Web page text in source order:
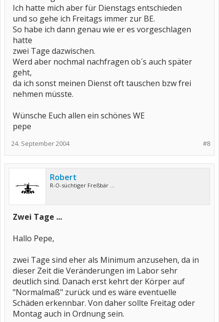
Ich hatte mich aber für Dienstags entschieden
und so gehe ich Freitags immer zur BE.
So habe ich dann genau wie er es vorgeschlagen
hatte
zwei Tage dazwischen.
Werd aber nochmal nachfragen ob´s auch später
geht,
da ich sonst meinen Dienst oft tauschen bzw frei
nehmen müsste.
Wünsche Euch allen ein schönes WE
pepe
#8
24. September 2004
Robert
R-O-süchtiger Freßbär ...
Zwei Tage ...
Hallo Pepe,
zwei Tage sind eher als Minimum anzusehen, da in
dieser Zeit die Veränderungen im Labor sehr
deutlich sind. Danach erst kehrt der Körper auf
"Normalmaß" zurück und es wäre eventuelle
Schäden erkennbar. Von daher sollte Freitag oder
Montag auch in Ordnung sein.